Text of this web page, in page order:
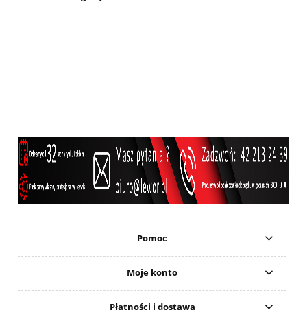
Pomoc
Moje konto
Płatności i dostawa